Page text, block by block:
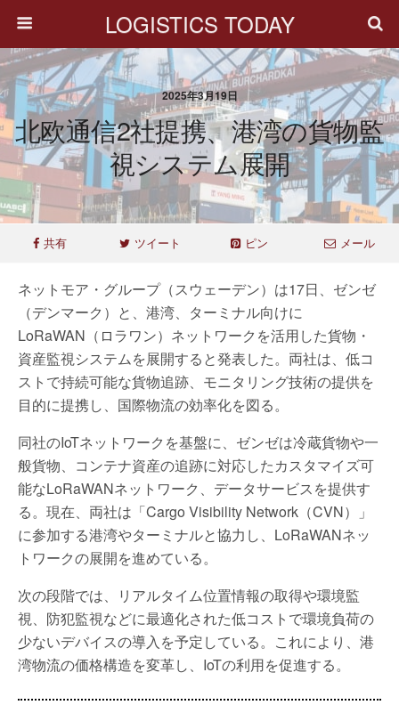
LOGISTICS TODAY
2025年3月19日
北欧通信2社提携、港湾の貨物監
視システム展開
共有 ツイート ピン メール
ネットモア・グループ（スウェーデン）は17日、ゼンゼ
（デンマーク）と、港湾、ターミナル向けに
LoRaWAN（ロラワン）ネットワークを活用した貨物・
資産監視システムを展開すると発表した。両社は、低コ
ストで持続可能な貨物追跡、モニタリング技術の提供を
目的に提携し、国際物流の効率化を図る。
同社のIoTネットワークを基盤に、ゼンゼは冷蔵貨物や一
般貨物、コンテナ資産の追跡に対応したカスタマイズ可
能なLoRaWANネットワーク、データサービスを提供す
る。現在、両社は「Cargo Visibility Network（CVN）」
に参加する港湾やターミナルと協力し、LoRaWANネッ
トワークの展開を進めている。
次の段階では、リアルタイム位置情報の取得や環境監
視、防犯監視などに最適化された低コストで環境負荷の
少ないデバイスの導入を予定している。これにより、港
湾物流の価格構造を変革し、IoTの利用を促進する。